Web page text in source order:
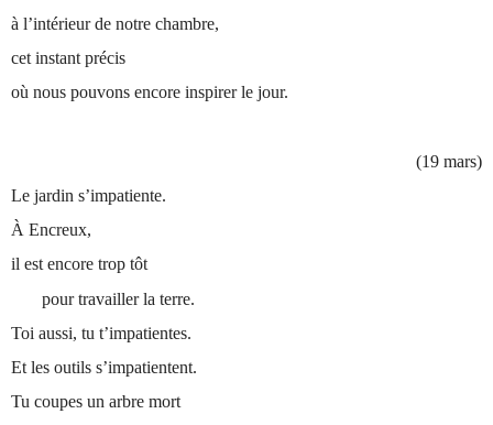
à l’intérieur de notre chambre,
cet instant précis
où nous pouvons encore inspirer le jour.
(19 mars)
Le jardin s’impatiente.
À Encreux,
il est encore trop tôt
pour travailler la terre.
Toi aussi, tu t’impatientes.
Et les outils s’impatientent.
Tu coupes un arbre mort